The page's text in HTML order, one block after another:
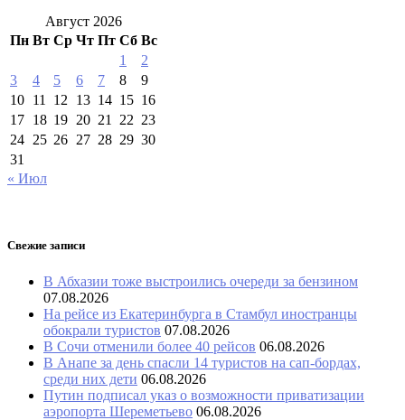
Август 2026
Пн Вт Ср Чт Пт Сб Вс
1
2
3
4 5 6 7 8
9
10 11 12 13 14 15 16
17 18 19 20 21 22 23
24 25 26 27 28 29 30
31
« Июл
Свежие записи
В Абхазии тоже выстроились очереди за бензином
07.08.2026
На рейсе из Екатеринбурга в Стамбул иностранцы
обокрали туристов 07.08.2026
В Сочи отменили более 40 рейсов 06.08.2026
В Анапе за день спасли 14 туристов на сап-бордах,
среди них дети 06.08.2026
Путин подписал указ о возможности приватизации
аэропорта Шереметьево 06.08.2026